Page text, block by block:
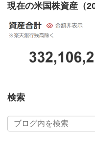
現在の米国株資産（
検索